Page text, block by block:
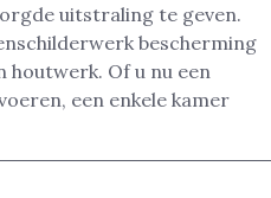
uitstraling te geven.
bescherming
houtwerk. Of u nu een
een enkele kamer